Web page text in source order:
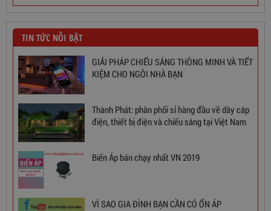
Ổn Áp 1 Pha SH 5000 II NEW 2020
TIN TỨC NỖI BẬT
GIẢI PHÁP CHIẾU SÁNG THÔNG MINH VÀ TIẾT
KIỆM CHO NGÔI NHÀ BẠN
Thành Phát: phân phối sỉ hàng đầu về dây cáp
điện, thiết bị điện và chiếu sáng tại Việt Nam
Biến Áp bán chạy nhất VN 2019
VÌ SAO GIA ĐÌNH BẠN CẦN CÓ ỔN ÁP